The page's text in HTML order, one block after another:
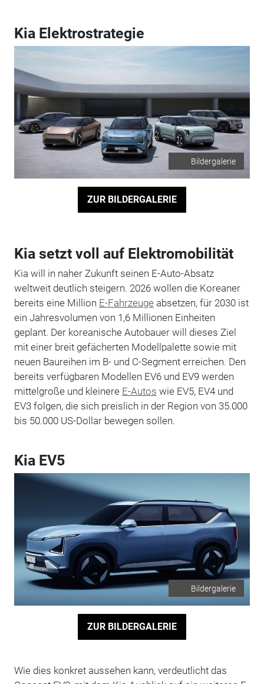
Kia Elektrostrategie
Bildergalerie
ZUR BILDERGALERIE
Kia setzt voll auf Elektromobilität
Kia will in naher Zukunft seinen E-Auto-Absatz
weltweit deutlich steigern. 2026 wollen die Koreaner
bereits eine Million E-Fahrzeuge absetzen, für 2030 ist
ein Jahresvolumen von 1,6 Millionen Einheiten
geplant. Der koreanische Autobauer will dieses Ziel
mit einer breit gefächerten Modellpalette sowie mit
neuen Baureihen im B- und C-Segment erreichen. Den
bereits verfügbaren Modellen EV6 und EV9 werden
mittelgroße und kleinere E-Autos wie EV5, EV4 und
EV3 folgen, die sich preislich in der Region von 35.000
bis 50.000 US-Dollar bewegen sollen.
Kia EV5
Bildergalerie
ZUR BILDERGALERIE
Wie dies konkret aussehen kann, verdeutlicht das